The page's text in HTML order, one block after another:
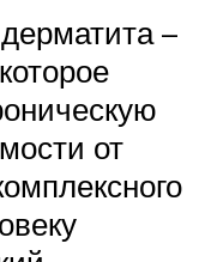
–
от